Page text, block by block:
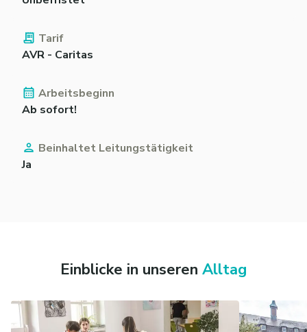
Tarif
AVR - Caritas
Arbeitsbeginn
Ab sofort!
Beinhaltet Leitungstätigkeit
Ja
Einblicke in unseren Alltag